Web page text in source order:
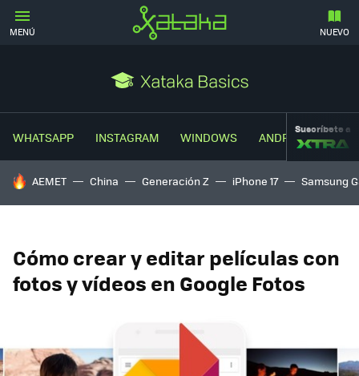
MENÚ NUEVO
WHATSAPP INSTAGRAM WINDOWS ANDROIDSuscríbete a
HOY SE HABLA DE
AEMET China Generación Z iPhone 17 Samsung
Cómo crear y editar películas con
fotos y vídeos en Google Fotos